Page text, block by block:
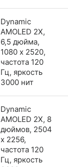
Dynamic
AMOLED 2X,
6,5 дюйма,
1080 x 2520,
частота 120
Гц, яркость
3000 нит
Dynamic
AMOLED 2X, 8
дюймов, 2504
x 2256,
частота 120
Гц, яркость